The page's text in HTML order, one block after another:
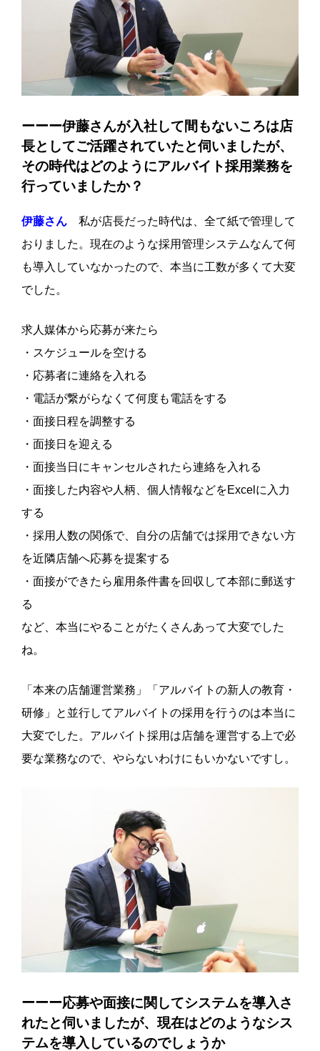
ーーー伊藤さんが入社して間もないころは店
長としてご活躍されていたと伺いましたが、
その時代はどのようにアルバイト採用業務を
行っていましたか？
伊藤さん 私が店長だった時代は、全て紙で管理して
おりました。現在のような採用管理システムなんて何
も導入していなかったので、本当に工数が多くて大変
でした。
求人媒体から応募が来たら
・スケジュールを空ける
・応募者に連絡を入れる
・電話が繋がらなくて何度も電話をする
・面接日程を調整する
・面接日を迎える
・面接当日にキャンセルされたら連絡を入れる
・面接した内容や人柄、個人情報などをExcelに入力
する
・採用人数の関係で、自分の店舗では採用できない方
を近隣店舗へ応募を提案する
・面接ができたら雇用条件書を回収して本部に郵送す
る
など、本当にやることがたくさんあって大変でした
ね。
「本来の店舗運営業務」「アルバイトの新人の教育・
研修」と並行してアルバイトの採用を行うのは本当に
大変でした。アルバイト採用は店舗を運営する上で必
要な業務なので、やらないわけにもいかないですし。
ーーー応募や面接に関してシステムを導入さ
れたと伺いましたが、現在はどのようなシス
テムを導入しているのでしょうか